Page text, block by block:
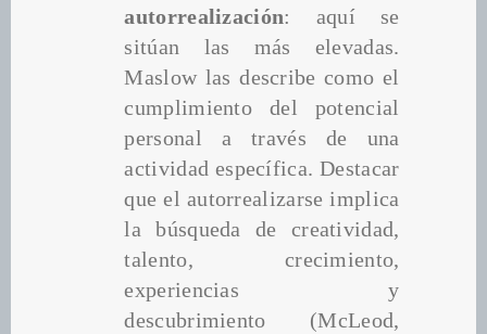
autorrealización: aquí se
sitúan las más elevadas.
Maslow las describe como el
cumplimiento del potencial
personal a través de una
actividad específica. Destacar
que el autorrealizarse implica
la búsqueda de creatividad,
talento, crecimiento,
experiencias y
descubrimiento (McLeod,